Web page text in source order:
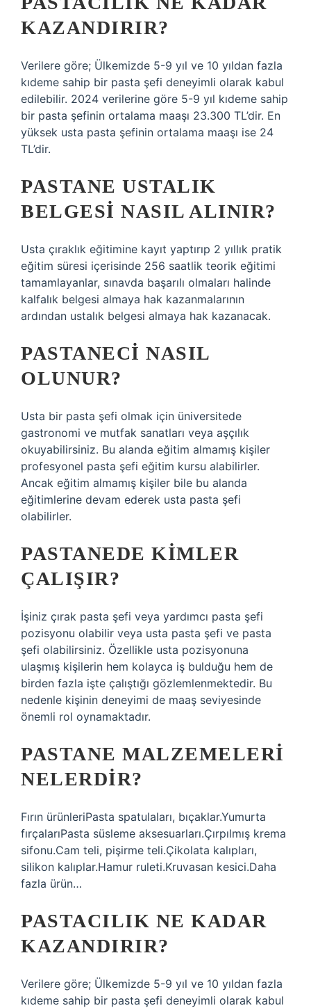
KAZANDIRIR?
Verilere göre; Ülkemizde 5-9 yıl ve 10 yıldan fazla
kıdeme sahip bir pasta şefi deneyimli olarak kabul
edilebilir. 2024 verilerine göre 5-9 yıl kıdeme sahip
bir pasta şefinin ortalama maaşı 23.300 TL’dir. En
yüksek usta pasta şefinin ortalama maaşı ise 24
TL’dir.
PASTANE USTALIK
BELGESI NASIL ALINIR?
Usta çıraklık eğitimine kayıt yaptırıp 2 yıllık pratik
eğitim süresi içerisinde 256 saatlik teorik eğitimi
tamamlayanlar, sınavda başarılı olmaları halinde
kalfalık belgesi almaya hak kazanmalarının
ardından ustalık belgesi almaya hak kazanacak.
PASTANECI NASIL
OLUNUR?
Usta bir pasta şefi olmak için üniversitede
gastronomi ve mutfak sanatları veya aşçılık
okuyabilirsiniz. Bu alanda eğitim almamış kişiler
profesyonel pasta şefi eğitim kursu alabilirler.
Ancak eğitim almamış kişiler bile bu alanda
eğitimlerine devam ederek usta pasta şefi
olabilirler.
PASTANEDE KIMLER
ÇALIŞIR?
İşiniz çırak pasta şefi veya yardımcı pasta şefi
pozisyonu olabilir veya usta pasta şefi ve pasta
şefi olabilirsiniz. Özellikle usta pozisyonuna
ulaşmış kişilerin hem kolayca iş bulduğu hem de
birden fazla işte çalıştığı gözlemlenmektedir. Bu
nedenle kişinin deneyimi de maaş seviyesinde
önemli rol oynamaktadır.
PASTANE MALZEMELERI
NELERDIR?
Fırın ürünleriPasta spatulaları, bıçaklar.Yumurta
fırçalarıPasta süsleme aksesuarları.Çırpılmış krema
sifonu.Cam teli, pişirme teli.Çikolata kalıpları,
silikon kalıplar.Hamur ruleti.Kruvasan kesici.Daha
fazla ürün…
PASTACILIK NE KADAR
KAZANDIRIR?
Verilere göre; Ülkemizde 5-9 yıl ve 10 yıldan fazla
kıdeme sahip bir pasta şefi deneyimli olarak kabul